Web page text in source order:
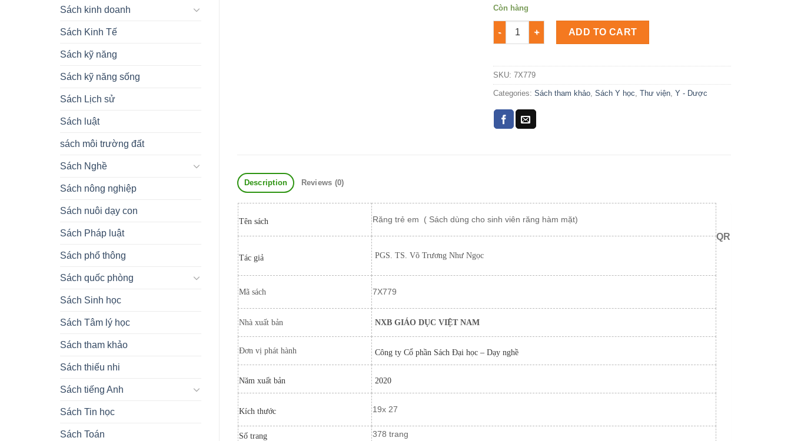
Sách kinh doanh
Sách Kinh Tế
Sách kỹ năng
Sách kỹ năng sống
Sách Lịch sử
Sách luật
sách môi trường đất
Sách Nghề
Sách nông nghiệp
Sách nuôi dạy con
Sách Pháp luật
Sách phổ thông
Sách quốc phòng
Sách Sinh học
Sách Tâm lý học
Sách tham khảo
Sách thiếu nhi
Sách tiếng Anh
Sách Tin học
Sách Toán
Còn hàng
Răng trẻ em Số lượng
ADD TO CART
SKU: 7X779
Categories: Sách tham khảo, Sách Y học Thư viện, Y - Dược
Description Reviews (0)
Tên sách Răng trẻ em ( Sách dùng cho sinh viên răng hàm mặt)
Tác giả PGS. TS. Võ Trương Như Ngọc
Mã sách 7X779
Nhà xuất bản NXB GIÁO DỤC VIỆT NAM
Đơn vị phát hành Công ty Cổ phần Sách Đại học – Dạy nghề
Năm xuất bản 2020
Kích thước 19x 27
Số trang
378 trang
QR